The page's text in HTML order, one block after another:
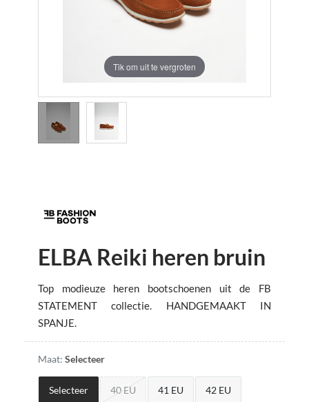
Tik om uit te vergroten
ELBA Reiki heren bruin
Top modieuze heren bootschoenen uit de FB
STATEMENT collectie. HANDGEMAAKT IN
SPANJE.
Maat: Selecteer
Selecteer 40 EU 41 EU 42 EU